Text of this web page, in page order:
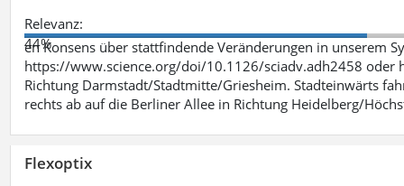
Relevanz:
44%
en Konsens über stattfindende Veränderungen in unserem
https://www.science.org/doi/10.1126/sciadv.adh2458
Richtung Darmstadt/Stadtmitte/Griesheim. Stadteinwärts
rechts ab auf die Berliner Allee in Richtung Heidelberg/
Flexoptix